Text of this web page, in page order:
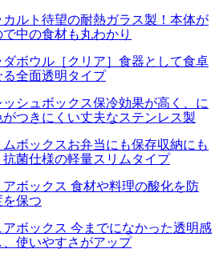
ルト 待望の耐熱ガラス製！本体が
中の食材も丸わかり
ボウル［クリア］ 食器として食卓
る全面透明タイプ
シュボックス保冷効果が高く、に
がつきにくい丈夫なステンレス製
ボックスお弁当にも保存収納にも
抗菌仕様の軽量スリムタイプ
ボックス 食材や料理の酸化を防
を保つ
ボックス 今までになかった透明感
、使いやすさがアップ